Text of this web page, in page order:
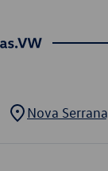
Nova Serrana